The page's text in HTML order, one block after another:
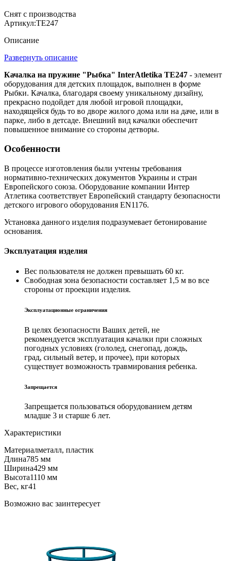
Снят с производства
Артикул:TE247
Описание
Развернуть описание
Качалка на пружине "Рыбка" InterAtletika ТЕ247 - элемент
оборудования для детских площадок, выполнен в форме
Рыбки. Качалка, благодаря своему уникальному дизайну,
прекрасно подойдет для любой игровой площадки,
находящейся будь то во дворе жилого дома или на даче, или в
парке, либо в детсаде. Внешний вид качалки обеспечит
повышенное внимание со стороны детворы.
Особенности
В процессе изготовления были учтены требования
нормативно-технических документов Украины и стран
Европейского союза. Оборудование компании Интер
Атлетика соответствует Европейский стандарту безопасности
детского игрового оборудования EN1176.
Установка данного изделия подразумевает бетонирование
основания.
Эксплуатация изделия
Вес пользователя не должен превышать 60 кг.
Свободная зона безопасности составляет 1,5 м во все
стороны от проекции изделия.
Эксплуатационные ограничения
В целях безопасности Ваших детей, не
рекомендуется эксплуатация качалки при сложных
погодных условиях (гололед, снегопад, дождь,
град, сильный ветер, и прочее), при которых
существует возможность травмирования ребенка.
Запрещается
Запрещается пользоваться оборудованием детям
младше 3 и старше 6 лет.
Характеристики
Материалметалл, пластик
Длина785 мм
Ширина429 мм
Высота1110 мм
Вес, кг41
Возможно вас заинтересует